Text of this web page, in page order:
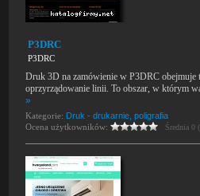
P3DRC
P3DRC
Druk 3D na zamówienie w P3DRC obejmuje
oprzyrządowanie linii. To obszar, w którym
»
Kategorie: Druk - drukarnie, poligrafia
Ocena użytkowników:
Średnia 0